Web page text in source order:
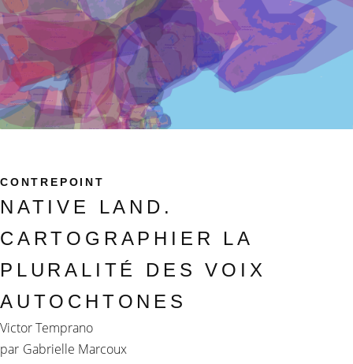
CONTREPOINT
NATIVE LAND.
CARTOGRAPHIER LA
PLURALITÉ DES VOIX
AUTOCHTONES
Victor Temprano
par Gabrielle Marcoux